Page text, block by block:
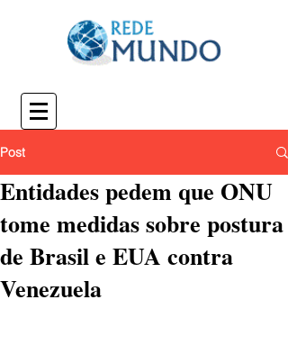
Post
Entidades pedem que ONU
tome medidas sobre postura
de Brasil e EUA contra
Venezuela